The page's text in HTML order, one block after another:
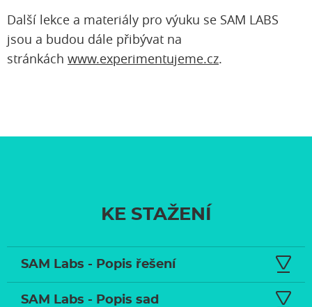
Další lekce a materiály pro výuku se SAM LABS
jsou a budou dále přibývat na
stránkách www.experimentujeme.cz.
KE STAŽENÍ
SAM Labs - Popis řešení
SAM Labs - Popis sad